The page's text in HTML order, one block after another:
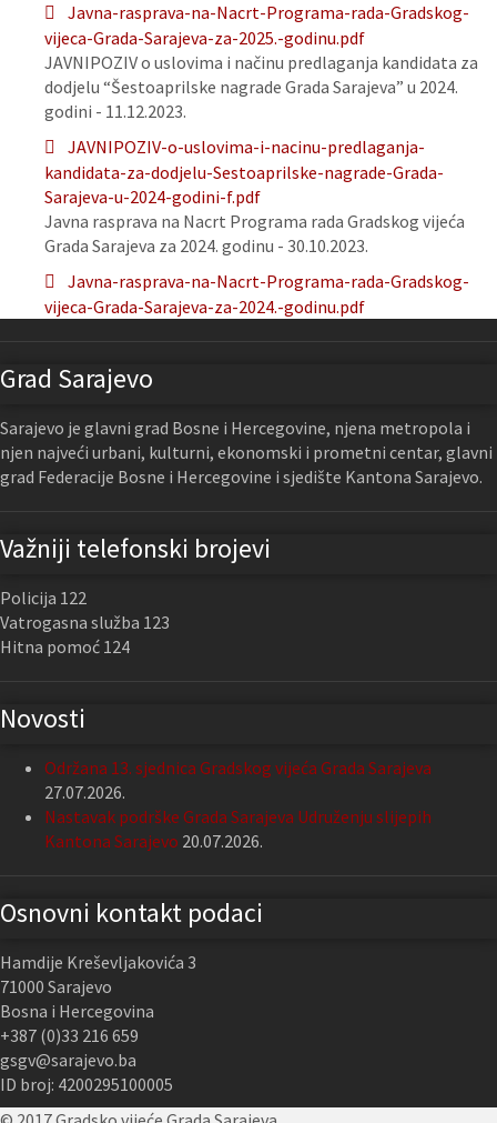
Javna-rasprava-na-Nacrt-Programa-rada-Gradskog-
vijeca-Grada-Sarajeva-za-2025.-godinu.pdf
JAVNIPOZIV o uslovima i načinu predlaganja kandidata za
dodjelu “Šestoaprilske nagrade Grada Sarajeva” u 2024.
godini - 11.12.2023.
JAVNIPOZIV-o-uslovima-i-nacinu-predlaganja-
kandidata-za-dodjelu-Sestoaprilske-nagrade-Grada-
Sarajeva-u-2024-godini-f.pdf
Javna rasprava na Nacrt Programa rada Gradskog vijeća
Grada Sarajeva za 2024. godinu - 30.10.2023.
Javna-rasprava-na-Nacrt-Programa-rada-Gradskog-
vijeca-Grada-Sarajeva-za-2024.-godinu.pdf
Grad Sarajevo
Sarajevo je glavni grad Bosne i Hercegovine, njena metropola i
njen najveći urbani, kulturni, ekonomski i prometni centar, glavni
grad Federacije Bosne i Hercegovine i sjedište Kantona Sarajevo.
Važniji telefonski brojevi
Policija 122
Vatrogasna služba 123
Hitna pomoć 124
Novosti
Održana 13. sjednica Gradskog vijeća Grada Sarajeva
27.07.2026.
Nastavak podrške Grada Sarajeva Udruženju slijepih
Kantona Sarajevo 20.07.2026.
Osnovni kontakt podaci
Hamdije Kreševljakovića 3
71000 Sarajevo
Bosna i Hercegovina
+387 (0)33 216 659
gsgv@sarajevo.ba
ID broj: 4200295100005